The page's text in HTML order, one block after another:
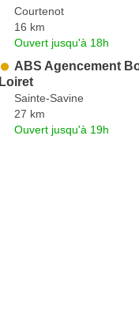
Courtenot
16 km
Ouvert jusqu'à 18h
ABS Agencement
Loiret
Sainte-Savine
27 km
Ouvert jusqu'à 19h